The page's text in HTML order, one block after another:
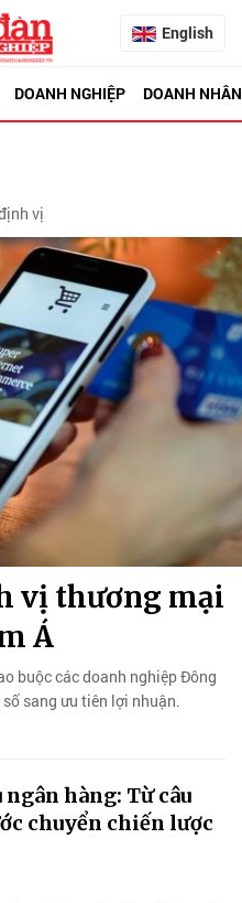
English
DOANH NGHIỆP DOANH NHÂN
vị
vị thương mại
Á
buộc các doanh nghiệp Đông
sang ưu tiên lợi nhuận.
hàng: Từ câu
chuyển chiến lược